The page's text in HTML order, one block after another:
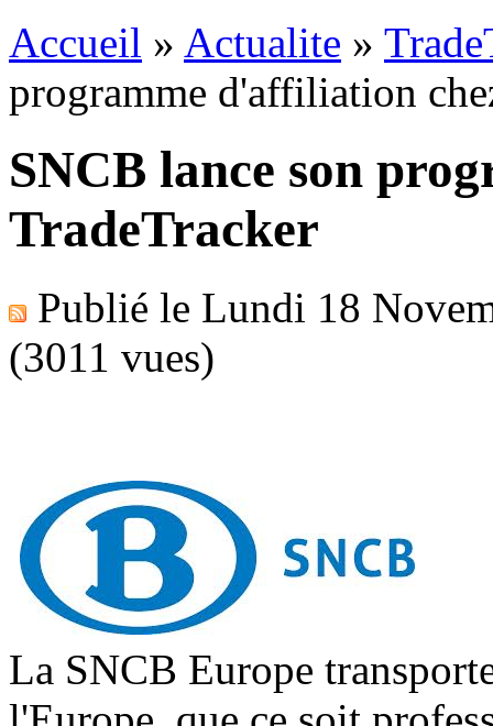
Accueil » Actualite »
programme d'affiliation
SNCB lance son
TradeTracker
Publié le Lundi 18
(3011 vues)
La SNCB Europe